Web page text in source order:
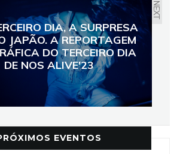
NEXT
DIA, A SURPRESA
JAPÃO. A REPORTAGEM
DO TERCEIRO DIA
DE NOS ALIVE'23
EVENTOS